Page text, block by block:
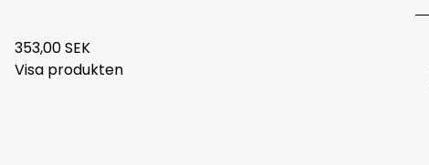
353,00 SEK
Visa produkten